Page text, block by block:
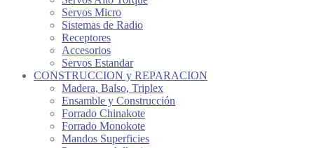
Servos Micro
Sistemas de Radio
Receptores
Accesorios
Servos Estandar
CONSTRUCCION y REPARACION
Madera, Balso, Triplex
Ensamble y Construcción
Forrado Chinakote
Forrado Monokote
Mandos Superficies